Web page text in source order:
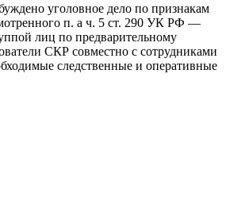
уголовное дело по признакам
п. а ч. 5 ст. 290 УК РФ —
лиц по предварительному
СКР совместно с сотрудниками
следственные и оперативные